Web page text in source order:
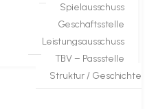
Spielausschuss
Geschäftsstelle
Leistungsausschuss
TBV – Passstelle
Struktur / Geschichte